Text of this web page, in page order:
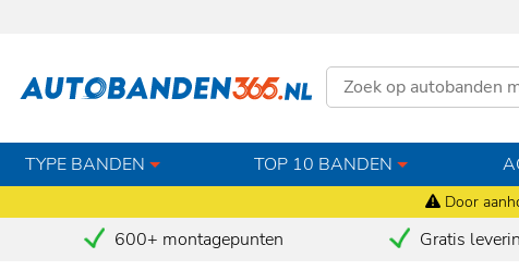
Door
TYPE BANDEN TOP 10 BANDEN
600+ montagepunten Gratis